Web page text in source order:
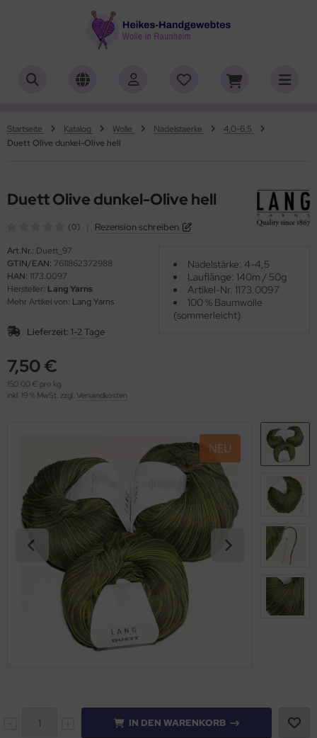
Startseite Katalog Wolle Nadelstaerke
4,0-6,5
Duett Olive dunkel-Olive hell
Duett Olive dunkel-Olive hell
(0) Rezension schreiben
Art.Nr.: Duett_97
GTIN/EAN: 7611862372988
HAN: 1173.0097
Hersteller: Lang Yarns
Mehr Artikel von: Lang Yarns
Lieferzeit: 1-2 Tage
7,50 €
150,00 € pro kg
inkl. 19 % MwSt. zzgl. Versandkosten
Nadelstärke: 4-4,5
Lauflänge: 140m / 50g
Artikel-Nr. 1173.0097
100 % Baumwolle
(sommerleicht)
NEU
IN DEN WARENKORB
ALLES ANZEIGEN AUS HERSTELLER (4762)
(222)
Yarns (1776)
Lana (14)
(1361)
(276)
ALLES ANZEIGEN AUS WOLLE (18919)
Wolle (4)
(1)
(5010)
zum Färben (33)
ALLES ANZEIGEN AUS WEBRAHMEN
Webrahmen (2)
(6)
/ Gatterkamm (41)
Allgäuer (Schulwebrahmen)
ALLES ANZEIGEN AUS ZUBEHÖR
(3)
(1)
ALLES ANZEIGEN AUS SONDERPOSTEN (7)
- Lang Yarns (4)